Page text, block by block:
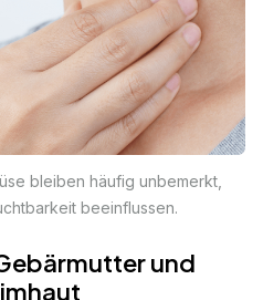
bleiben häufig unbemerkt,
beeinflussen.
und